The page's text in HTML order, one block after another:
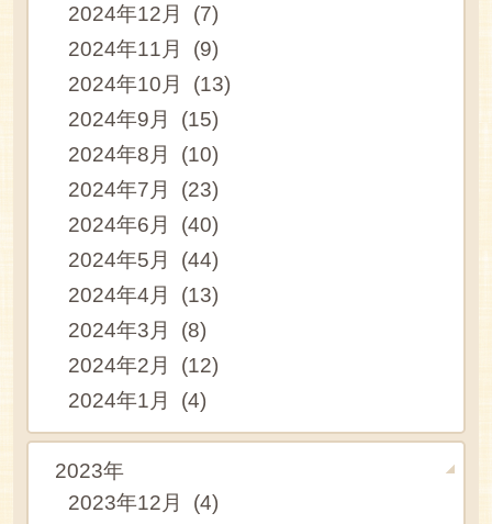
2024年12月 (7)
2024年11月 (9)
2024年10月 (13)
2024年9月 (15)
2024年8月 (10)
2024年7月 (23)
2024年6月 (40)
2024年5月 (44)
2024年4月 (13)
2024年3月 (8)
2024年2月 (12)
2024年1月 (4)
2023年
2023年12月 (4)